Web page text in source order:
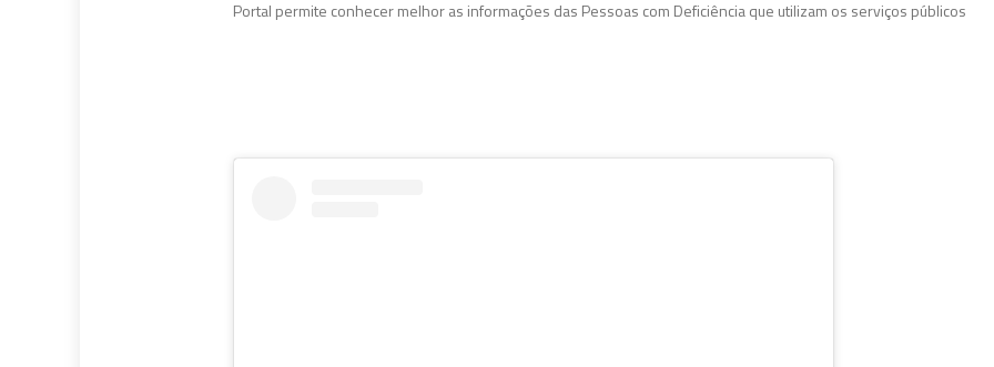
Portal permite conhecer melhor as informações das Pessoas com Deficiência que utilizam os serviços públicos